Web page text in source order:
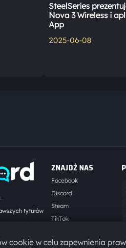
SteelSeries
Nova 3 Wireless i
App
2025-06-08
tytułów
roku.
ZNAJDŹ NAS
Facebook
Discord
Steam
TikTok
cookie w celu zapewnienia